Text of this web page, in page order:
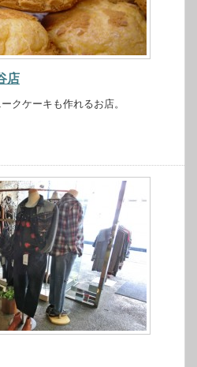
店
クケーキも作れるお店。